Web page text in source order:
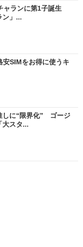
ャランに第1子誕生
ン」...
SIMをお得に使うキ
しに“限界化” ゴージ
スタ...